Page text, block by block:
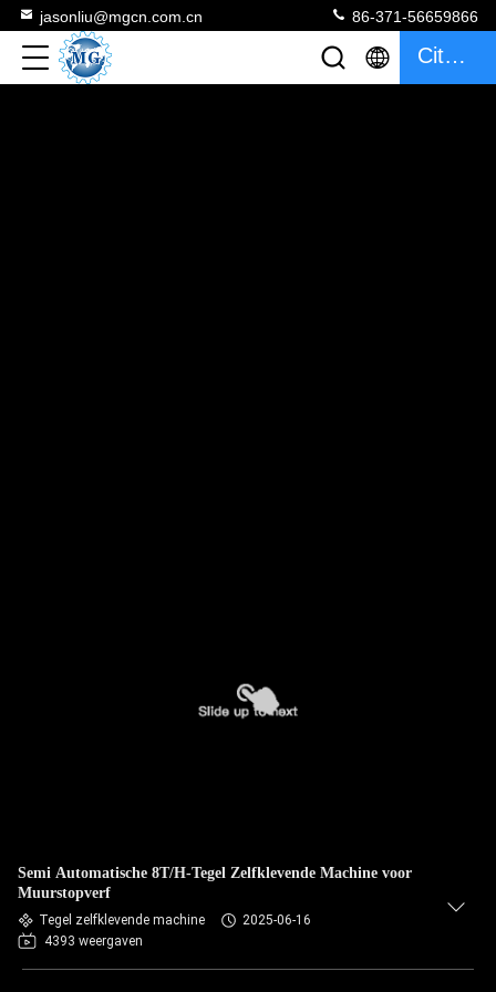
jasonliu@mgcn.com.cn 86-371-56659866
Citaat
Semi Automatische 8T/H-Tegel Zelfklevende Machine voor
Muurstopverf
Tegel zelfklevende machine
2025-06-16
4393 weergaven